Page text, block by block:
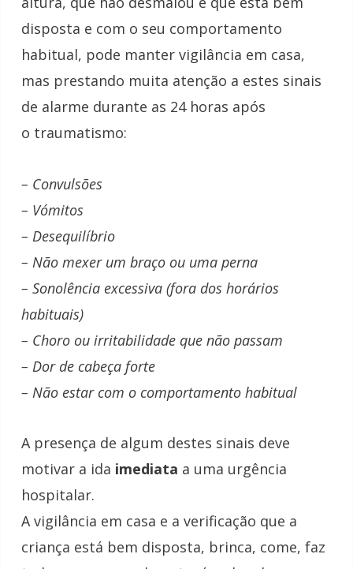
disposta e com o seu comportamento
habitual, pode manter vigilância em casa,
mas prestando muita atenção a estes sinais
de alarme durante as 24 horas após
o traumatismo:
– Convulsões
– Vómitos
– Desequilíbrio
– Não mexer um braço ou uma perna
– Sonolência excessiva (fora dos horários
habituais)
– Choro ou irritabilidade que não passam
– Dor de cabeça forte
– Não estar com o comportamento habitual
A presença de algum destes sinais deve
motivar a ida imediata a uma urgência
hospitalar.
A vigilância em casa e a verificação que a
criança está bem disposta, brinca, come, faz